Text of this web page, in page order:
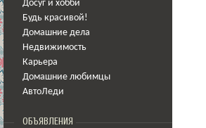
Досуг и хобби
Будь красивой!
Домашние дела
Недвижимость
Карьера
Домашние любимцы
АвтоЛеди
ОБЪЯВЛЕНИЯ